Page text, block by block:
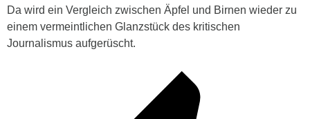
Da wird ein Vergleich zwischen Äpfel und Birnen wieder zu
einem vermeintlichen Glanzstück des kritischen
Journalismus aufgerüscht.